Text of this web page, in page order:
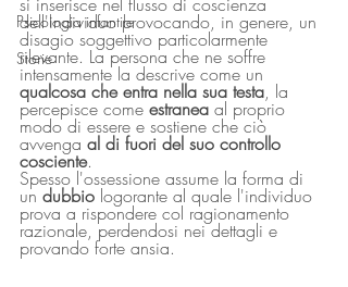
Psicologia infantile
Storie
dell'individuo provocando, in genere, un
disagio soggettivo particolarmente
rilevante. La persona che ne soffre
intensamente la descrive come un
qualcosa che entra nella sua testa, la
percepisce come estranea al proprio
modo di essere e sostiene che ciò
avvenga al di fuori del suo controllo
cosciente.
Spesso l'ossessione assume la forma di
un dubbio logorante al quale l'individuo
prova a rispondere col ragionamento
razionale, perdendosi nei dettagli e
provando forte ansia.